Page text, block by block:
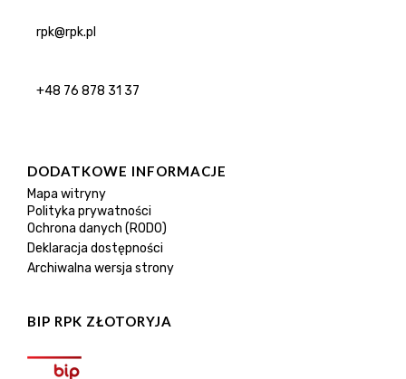
rpk@rpk.pl
+48 76 878 31 37
DODATKOWE INFORMACJE
Mapa witryny
Polityka prywatności
Ochrona danych (RODO)
Deklaracja dostępności
Archiwalna wersja strony
BIP RPK ZŁOTORYJA